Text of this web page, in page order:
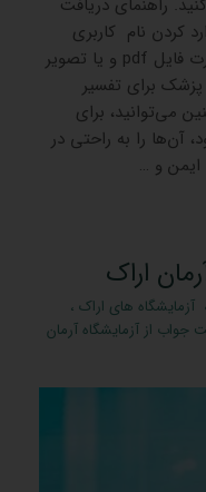
کردن نام کاربری
وارد کردن رمز عبور جواب آزمایش را بصورت فایل pdf و یا تصویر
3. مراجعه به پزشک برای تفسیر
می‌توانید، برای
آن‌ها را به راحتی در
ایمن و …
اراک
آزمایشگاه های اراک ،
جواب از آزمایشگاه آرمان